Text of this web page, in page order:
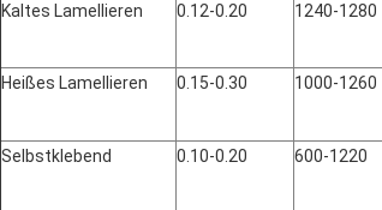
Kaltes Lamellieren
0.12-0.20 1240-1280
Heißes Lamellieren 0.15-0.30 1000-1260
Selbstklebend 0.10-0.20 600-1220